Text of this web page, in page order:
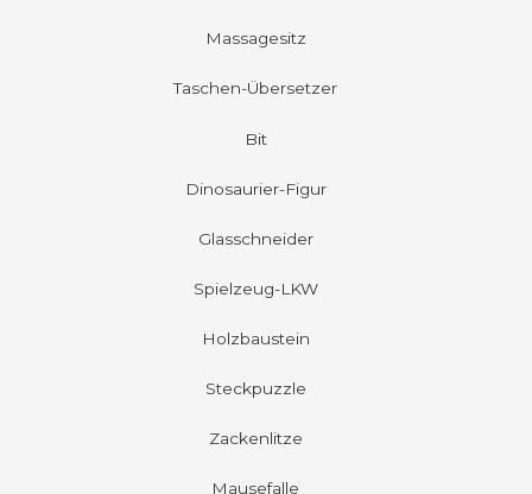
Massagesitz
Taschen-Übersetzer
Bit
Dinosaurier-Figur
Glasschneider
Spielzeug-LKW
Holzbaustein
Steckpuzzle
Zackenlitze
Mausefalle